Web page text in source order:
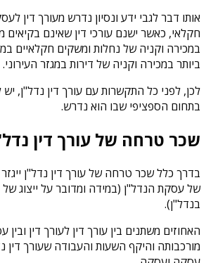
אותו דבר לגבי ידע ונסיון נדרש מעורך דין
חקלאי, כאשר ישנם עורכי דין שאינם בקיאים
במכירה וקניה של נחלות ומשקים חקלאיים
ביותר במכירה וקניה של דירות במגזר העירוני.
לכן, לפני כל התקשרות עם עורך דין נדל"ן, יש
בתחום הספציפי שבו הוא נדרש.
שכר טרחה של עורך דין
בדרך כלל שכר טרחה של עורך דין נדל"ן
של עסקת הנדל"ן (במידה ומדובר על ייצוג
בנדל"ן).
האחוזים משתנים בין עורך דין לעורך דין
מורכבותה והיקף השעות והעבודה שעורך דין